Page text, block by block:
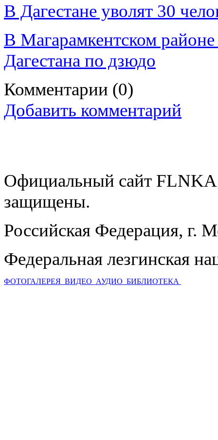
В Дагестане уволят 30
В Магарамкентском
Дагестана по дзюдо
Комментарии (0)
Добавить комментарий
Официальный сайт
защищены.
Российская Федерация, г.
Федеральная лезгинская
ФОТОГАЛЕРЕЯ ВИДЕО АУДИО БИБЛИОТЕКА